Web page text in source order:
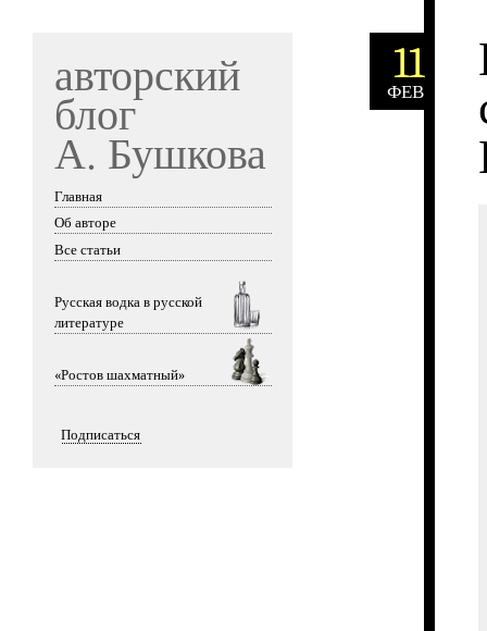
авторский
блог
А. Бушкова
Skip to content
Главная
Об авторе
Все статьи
Русская водка в русской
литературе
«Ростов шахматный»
Подписаться
11
ФЕВ